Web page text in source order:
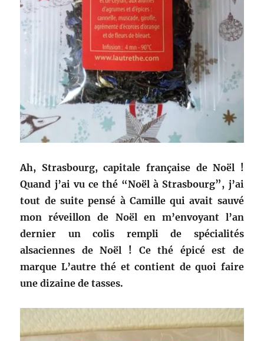
Ah, Strasbourg, capitale française de Noël !
Quand j’ai vu ce thé “Noël à Strasbourg”, j’ai
tout de suite pensé à Camille qui avait sauvé
mon réveillon de Noël en m’envoyant l’an
dernier un colis rempli de spécialités
alsaciennes de Noël ! Ce thé épicé est de
marque L’autre thé et contient de quoi faire
une dizaine de tasses.